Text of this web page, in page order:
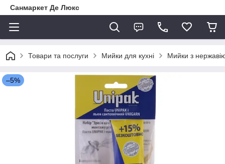
Санмаркет Де Люкс
Товари та послуги Мийки для кухні Мийки з
–5%